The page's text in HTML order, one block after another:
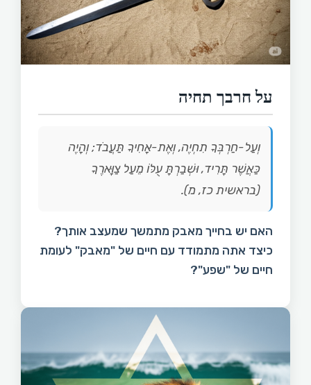
על חרבך תחיה
וְעַל-חַרְבְּךָ תִחְיֶה, וְאֶת-אָחִיךָ תַּעֲבֹד; וְהָיֶה
כַּאֲשֶׁר תָּרִיד, וּשְׁבַרְתָּ עֻלּוֹ מֵעַל צַוָּארֶךָ
(בראשית כז, מ).
האם יש בחייך מאבק מתמשך שמעצב אותך?
כיצד אתה מתמודד עם חיים של "מאבק" לעומת
חיים של "שפע"?